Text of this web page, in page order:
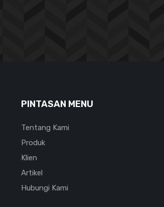
PINTASAN MENU
Tentang Kami
Produk
Klien
Artikel
Hubungi Kami